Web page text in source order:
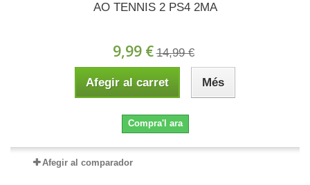
AO TENNIS 2 PS4 2MA
9,99 € 14,99 €
Afegir al carret Més
Compra'l ara
Afegir al comparador